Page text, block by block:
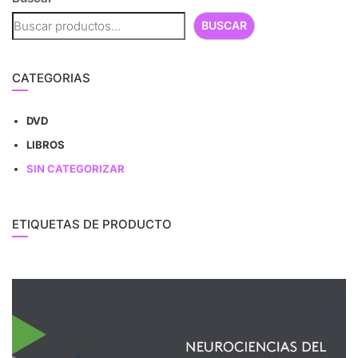
BUSCAR
CATEGORIAS
DVD
LIBROS
SIN CATEGORIZAR
ETIQUETAS DE PRODUCTO